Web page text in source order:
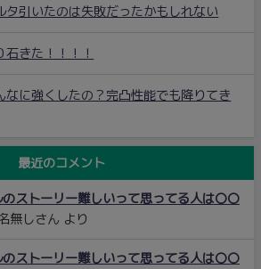
タ引いたのは失敗だったかもしれない
石きた！！！！
なに強くしたの？完凸性能でも降りてき
最近のコメント
のストーリー難しいって思ってる人は〇〇
無しさん より
のストーリー難しいって思ってる人は〇〇